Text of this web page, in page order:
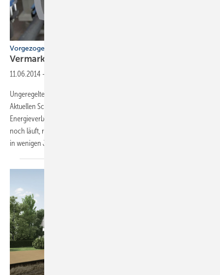
Vorgezogener Tausch rechnet sich
Vermarkten Sie
11.06.2014 -
Ungeregelte Pumpen zählen zu den größten Energie­fressern:
Aktuellen Schätzungen zufolge sind sie für 10 % des weltweiten
Energieverbrauchs verantwortlich. Auch wenn das gute alte Stück
noch läuft, rechnet sich der Tausch gegen eine Hocheffizienzpumpe
in wenigen Jahren – und manchmal sogar noch